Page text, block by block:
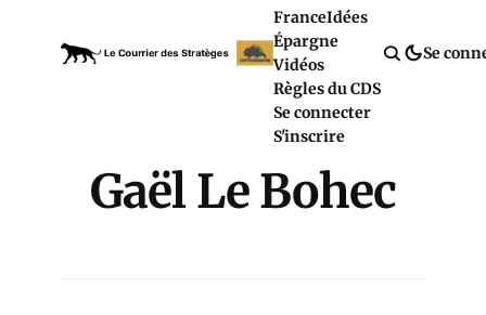
FranceIdées
Épargne
Vidéos
Règles du CDS
Se connecter
S'inscrire
Se
Gaël Le Bohec